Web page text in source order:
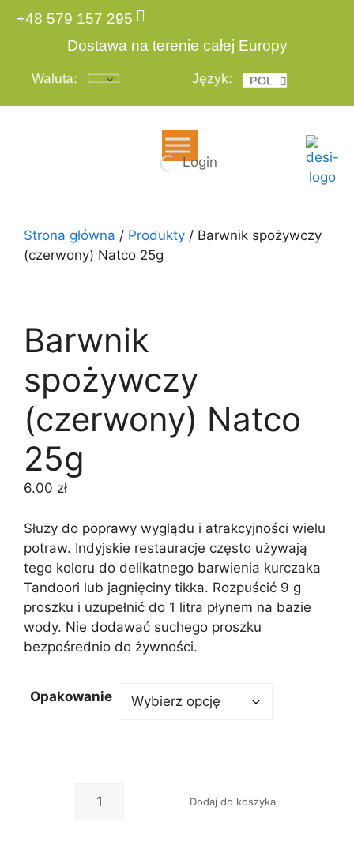
+48 579 157 295
Dostawa na terenie całej Europy
Waluta: Język: POL
ENG
Login
Strona główna / Produkty / Barwnik spożywczy
(czerwony) Natco 25g
Barwnik
spożywczy
(czerwony) Natco
25g
6.00 zł
Służy do poprawy wyglądu i atrakcyjności wielu
potraw. Indyjskie restauracje często używają
tego koloru do delikatnego barwienia kurczaka
Tandoori lub jagnięciny tikka. Rozpuścić 9 g
proszku i uzupełnić do 1 litra płynem na bazie
wody. Nie dodawać suchego proszku
bezpośrednio do żywności.
Opakowanie
Dodaj do koszyka